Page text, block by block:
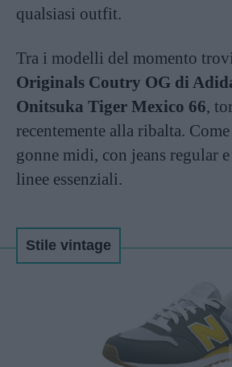
qualsiasi outfit.
Tra i modelli del momento
Originals Coutry OG di
Onitsuka Tiger Mexico 66,
recentemente alla ribalta.
gonne midi, con jeans regular
linee essenziali.
Stile vintage